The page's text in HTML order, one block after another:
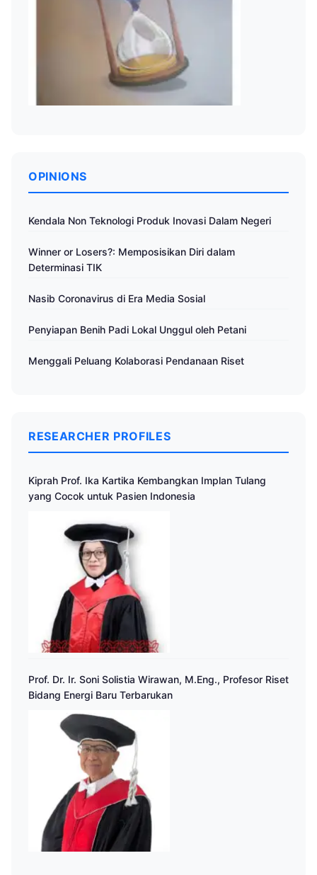
OPINIONS
Kendala Non Teknologi Produk Inovasi Dalam Negeri
Winner or Losers?: Memposisikan Diri dalam
Determinasi TIK
Nasib Coronavirus di Era Media Sosial
Penyiapan Benih Padi Lokal Unggul oleh Petani
Menggali Peluang Kolaborasi Pendanaan Riset
RESEARCHER PROFILES
Kiprah Prof. Ika Kartika Kembangkan Implan Tulang
yang Cocok untuk Pasien Indonesia
Prof. Dr. Ir. Soni Solistia Wirawan, M.Eng., Profesor Riset
Bidang Energi Baru Terbarukan